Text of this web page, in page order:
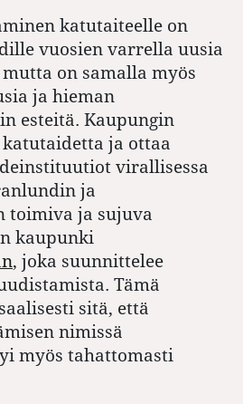
katutaiteelle on
vuosien varrella uusia
on samalla myös
ja hieman
esteitä. Kaupungin
ja ottaa
virallisessa
ja
toimiva ja sujuva
kaupunki
, joka suunnittelee
Tämä
sitä, että
nimissä
myös tahattomasti